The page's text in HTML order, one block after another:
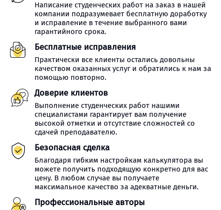
Написание студенческих работ на заказ в нашей
компании подразумевает бесплатную доработку
и исправление в течение выбранного вами
гарантийного срока.
Бесплатные исправления
Практически все клиенты остались довольны
качеством оказанных услуг и обратились к нам за
помощью повторно.
Доверие клиентов
Выполнение студенческих работ нашими
специалистами гарантирует вам получение
высокой отметки и отсутствие сложностей со
сдачей преподавателю.
Безопасная сделка
Благодаря гибким настройкам калькулятора вы
можете получить подходящую конкретно для вас
цену. В любом случае вы получаете
максимальное качество за адекватные деньги.
Профессиональные авторы